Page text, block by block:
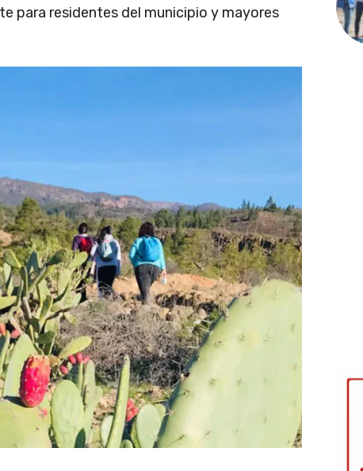
para residentes del municipio y mayores